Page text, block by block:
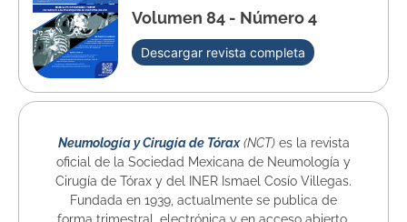
Volumen 84 - Número 4
Descargar revista completa
Neumología y Cirugía de Tórax (NCT)es la revista
oficial de la Sociedad Mexicana de Neumología y
Cirugía de Tórax y del INER Ismael Cosío Villegas.
Fundada en 1939, actualmente se publica de